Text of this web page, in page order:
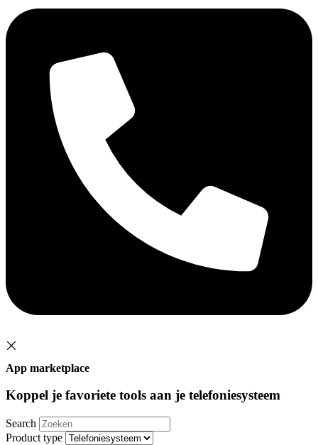
App marketplace
Koppel je favoriete tools aan je telefoniesysteem
Search
Product type